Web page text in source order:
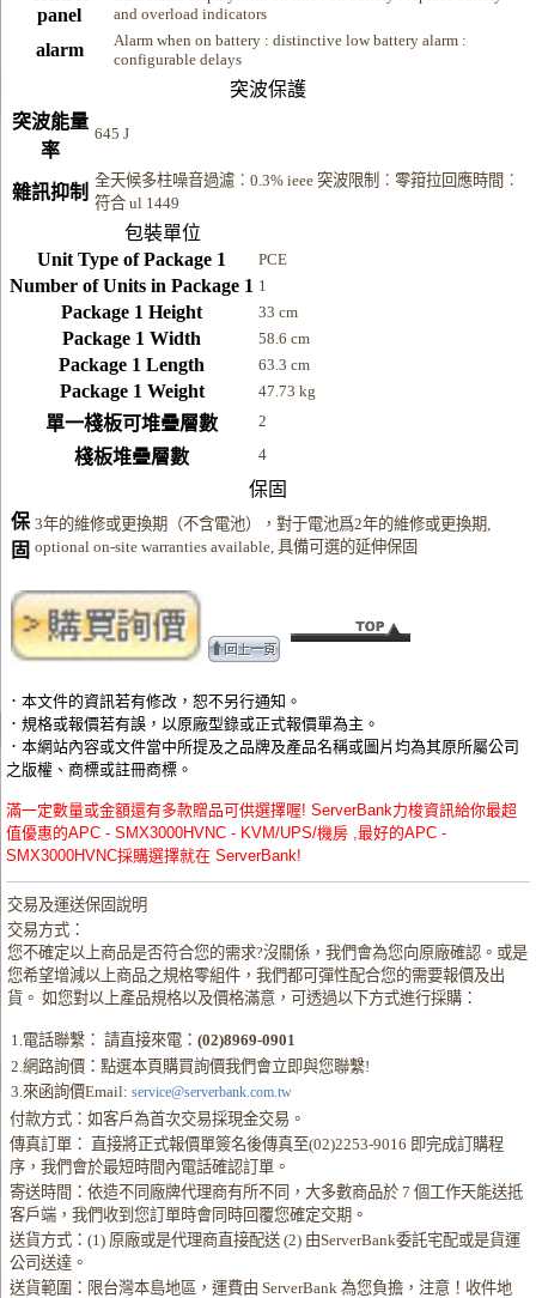
panel
and overload indicators
alarm
Alarm when on battery : distinctive low battery alarm :
configurable delays
突波保護
突波能量
率
645 J
雜訊抑制
全天候多柱噪音過濾︰0.3% ieee 突波限制︰零箝拉回應時間︰
符合 ul 1449
包裝單位
Unit Type of Package 1
PCE
Number of Units in Package 1 1
Package 1 Height 33 cm
Package 1 Width 58.6 cm
Package 1 Length 63.3 cm
Package 1 Weight 47.73 kg
單一棧板可堆疊層數 2
棧板堆疊層數 4
保固
保
固
3年的維修或更換期（不含電池），對于電池爲2年的維修或更換期,
optional on-site warranties available, 具備可選的延伸保固
．本文件的資訊若有修改，恕不另行通知。
．規格或報價若有誤，以原廠型錄或正式報價單為主。
．本網站內容或文件當中所提及之品牌及產品名稱或圖片均為其原所屬公司
之版權、商標或註冊商標。
滿一定數量或金額還有多款贈品可供選擇喔! ServerBank力梭資訊給你最超
值優惠的APC - SMX3000HVNC - KVM/UPS/機房 ,最好的APC -
SMX3000HVNC採購選擇就在 ServerBank!
交易及運送保固說明
交易方式：
您不確定以上商品是否符合您的需求?沒關係，我們會為您向原廠確認。或是
您希望增減以上商品之規格零組件，我們都可彈性配合您的需要報價及出
貨。 如您對以上產品規格以及價格滿意，可透過以下方式進行採購：
1.電話聯繫： 請直接來電：(02)8969-0901
2.網路詢價：點選本頁購買詢價我們會立即與您聯繫!
3.來函詢價Email: service@serverbank.com.tw
付款方式：如客戶為首次交易採現金交易。
傳真訂單： 直接將正式報價單簽名後傳真至(02)2253-9016 即完成訂購程
序，我們會於最短時間內電話確認訂單。
寄送時間：依造不同廠牌代理商有所不同，大多數商品於 7 個工作天能送抵
客戶端，我們收到您訂單時會同時回覆您確定交期。
送貨方式：(1) 原廠或是代理商直接配送 (2) 由ServerBank委託宅配或是貨運
公司送達。
送貨範圍：限台灣本島地區，運費由 ServerBank 為您負擔，注意！收件地